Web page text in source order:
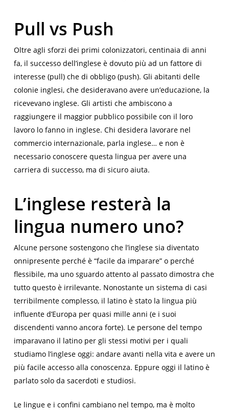
Pull vs Push
Oltre agli sforzi dei primi colonizzatori, centinaia di anni
fa, il successo dell’inglese è dovuto più ad un fattore di
interesse (pull) che di obbligo (push). Gli abitanti delle
colonie inglesi, che desideravano avere un’educazione, la
ricevevano inglese. Gli artisti che ambiscono a
raggiungere il maggior pubblico possibile con il loro
lavoro lo fanno in inglese. Chi desidera lavorare nel
commercio internazionale, parla inglese… e non è
necessario conoscere questa lingua per avere una
carriera di successo, ma di sicuro aiuta.
L’inglese resterà la
lingua numero uno?
Alcune persone sostengono che l’inglese sia diventato
onnipresente perché è “facile da imparare” o perché
flessibile, ma uno sguardo attento al passato dimostra che
tutto questo è irrilevante. Nonostante un sistema di casi
terribilmente complesso, il latino è stato la lingua più
influente d’Europa per quasi mille anni (e i suoi
discendenti vanno ancora forte). Le persone del tempo
imparavano il latino per gli stessi motivi per i quali
studiamo l’inglese oggi: andare avanti nella vita e avere un
più facile accesso alla conoscenza. Eppure oggi il latino è
parlato solo da sacerdoti e studiosi.
Le lingue e i confini cambiano nel tempo, ma è molto